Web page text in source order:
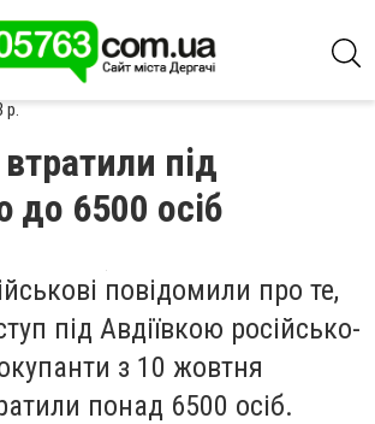
р.
під
до 6500 осіб
повідомили про те,
під Авдіївкою російсько-
з 10 жовтня
понад 6500 осіб.